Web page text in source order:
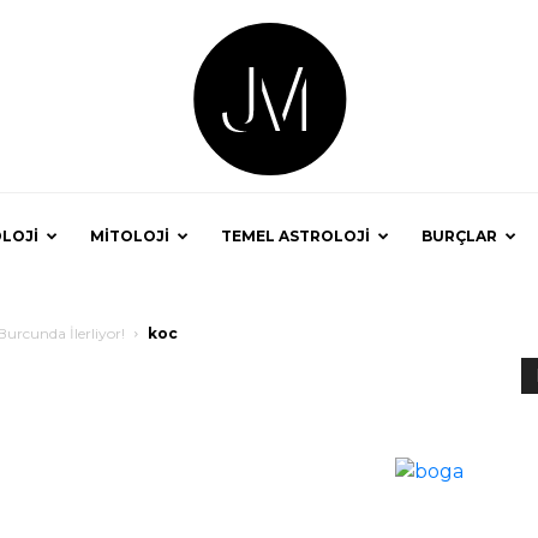
MİTOLOJİ TEMEL ASTROLOJİ BURÇLAR
İlerliyor! koc